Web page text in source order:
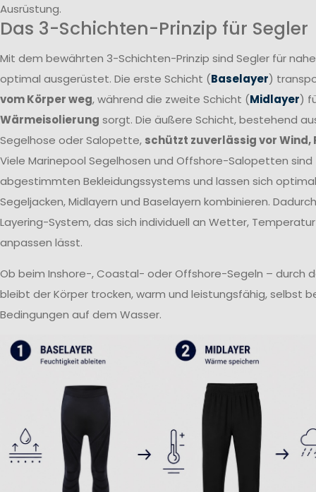
Ausrüstung.
Das 3-Schichten-Prinzip für Segler
Mit dem bewährten 3-Schichten-Prinzip sind Segler für
optimal ausgerüstet. Die erste Schicht (Baselayer)
vom Körper weg, während die zweite Schicht (Midlayer)
Wärmeisolierung sorgt. Die äußere Schicht, bestehend
Segelhose oder Salopette, schützt zuverlässig vor Wind,
Viele Marinepool Segelhosen und Offshore-Salopetten sind
abgestimmten Bekleidungssystems und lassen sich
Segeljacken, Midlayern und Baselayern kombinieren.
Layering-System, das sich individuell an Wetter,
anpassen lässt.
Ob beim Inshore-, Coastal- oder Offshore-Segeln – durch
bleibt der Körper trocken, warm und leistungsfähig, selbst
Bedingungen auf dem Wasser.